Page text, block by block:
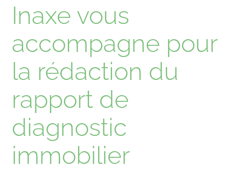
Inaxe vous
accompagne pour
la rédaction du
rapport de
diagnostic
immobilier